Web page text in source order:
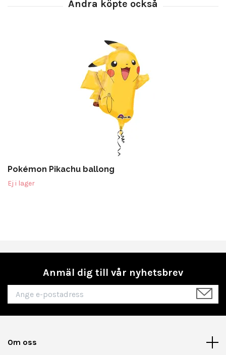
Pokémon Pikachu ballong
Ej i lager
Anmäl dig till vår nyhetsbrev
Om oss